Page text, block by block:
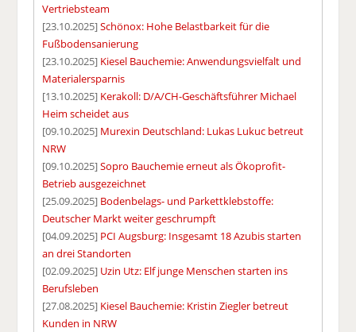
Vertriebsteam
[23.10.2025]Schönox: Hohe Belastbarkeit für die
Fußbodensanierung
[23.10.2025] Kiesel Bauchemie: Anwendungsvielfalt und
Materialersparnis
[13.10.2025] Kerakoll: D/A/CH-Geschäftsführer Michael
Heim scheidet aus
[09.10.2025] Murexin Deutschland: Lukas Lukuc betreut
NRW
[09.10.2025]Sopro Bauchemie erneut als Ökoprofit-
Betrieb ausgezeichnet
[25.09.2025] Bodenbelags- und Parkettklebstoffe:
Deutscher Markt weiter geschrumpft
[04.09.2025] PCI Augsburg: Insgesamt 18 Azubis starten
an drei Standorten
[02.09.2025] Uzin Utz: Elf junge Menschen starten ins
Berufsleben
[27.08.2025] Kiesel Bauchemie: Kristin Ziegler betreut
Kunden in NRW